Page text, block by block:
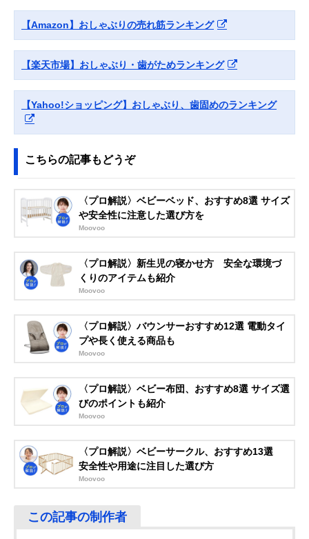
Amazonで見る
蓄光タイプ
計
Amazonで見る
BIBS(ビブス) 天然
ゴムおしゃぶり ボ
乳房のような天然
ゴムのやさしいお
0～6か月
しゃぶり 入眠ナビ
P サイズS
つけに役立つおし
ゃぶり
リー S スヌーピー
柄 1036127
しい形状
ス付き
OCNK10730847
いデザイン
Philips(フィリッ
ージーおしゃぶり
デザイン
Amazonで見る
リッチェル
(Richell) 吸せつラ
児用
【Amazon】おしゃぶりの売れ筋ランキング
【楽天市場】おしゃぶり・歯がためランキング
【Yahoo!ショッピング】おしゃぶり、歯固めのランキング
こちらの記事もどうぞ
〈プロ解説〉ベビーベッド、おすすめ8選 サイズ
や安全性に注意した選び方を
Moovoo
〈プロ解説〉新生児の寝かせ方 安全な環境づ
くりのアイテムも紹介
Moovoo
〈プロ解説〉バウンサーおすすめ12選 電動タイ
プや長く使える商品も
Moovoo
〈プロ解説〉ベビー布団、おすすめ8選 サイズ選
びのポイントも紹介
Moovoo
〈プロ解説〉ベビーサークル、おすすめ13選
安全性や用途に注目した選び方
Moovoo